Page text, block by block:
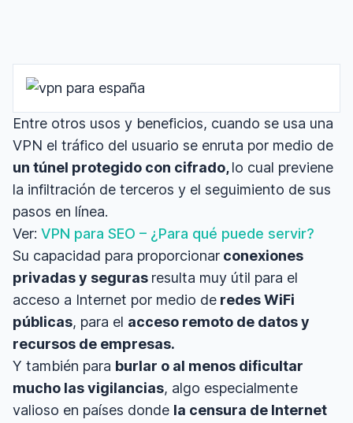
Entre otros usos y beneficios, cuando se usa una
VPN el tráfico del usuario se enruta por medio de
un túnel protegido con cifrado,lo cual previene
la infiltración de terceros y el seguimiento de sus
pasos en línea.
Ver: VPN para SEO – ¿Para qué puede servir?
Su capacidad para proporcionar conexiones
privadas y seguras resulta muy útil para el
acceso a Internet por medio de redes WiFi
públicas, para el acceso remoto de datos y
recursos de empresas.
Y también para burlar o al menos dificultar
mucho las vigilancias, algo especialmente
valioso en países donde la censura de Internet